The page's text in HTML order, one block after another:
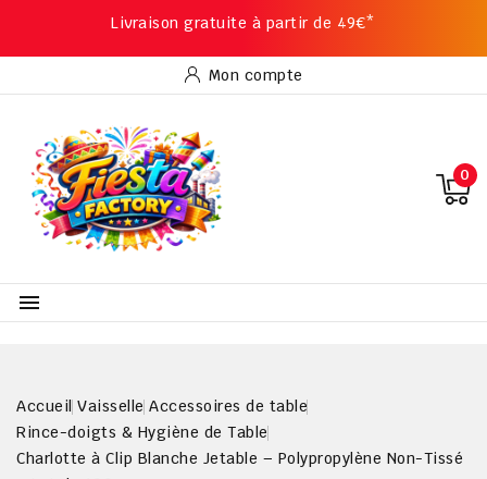
Livraison gratuite à partir de 49€*
Mon compte
0

Accueil Vaisselle Accessoires de table
Rince-doigts & Hygiène de Table
Charlotte à Clip Blanche Jetable – Polypropylène Non-Tissé